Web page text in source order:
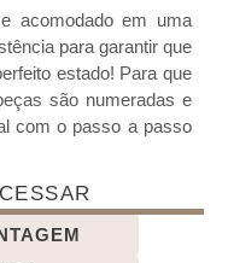
acomodado em uma
para garantir que
estado! Para que
são numeradas e
com o passo a passo